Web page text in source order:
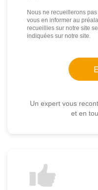
Nous ne recueillerons
vous en informer au
recueillies sur notre site
indiquées sur notre site.
Un expert vous
et en